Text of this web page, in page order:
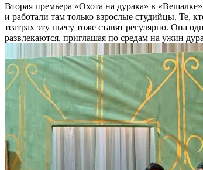
Вторая премьера «Охота на дурака» в
и работали там только взрослые студийцы. Те,
театрах эту пьесу тоже ставят регулярно. Она
развлекаются, приглашая по средам на ужин